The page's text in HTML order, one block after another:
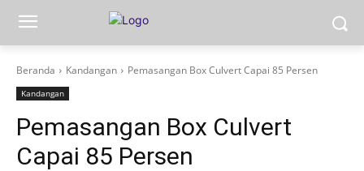
Beranda Kandangan Pemasangan Box Culvert Capai 85 Persen
Kandangan
Pemasangan Box Culvert
Capai 85 Persen